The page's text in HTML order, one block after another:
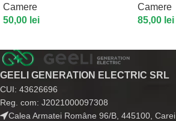
Camere
50,00 lei
Camere
85,00 lei
GEELI GENERATION ELECTRIC SRL
CUI: 43626696
Reg. com: J2021000097308
Calea Armatei Române 96/B, 445100, Carei